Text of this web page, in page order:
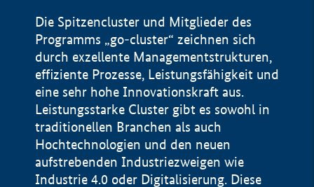
Die Spitzencluster und Mitglieder des
Programms „go-cluster“ zeichnen sich
durch exzellente Managementstrukturen,
effiziente Prozesse, Leistungsfähigkeit und
eine sehr hohe Innovationskraft aus.
Leistungsstarke Cluster gibt es sowohl in
traditionellen Branchen als auch
Hochtechnologien und den neuen
aufstrebenden Industriezweigen wie
Industrie 4.0 oder Digitalisierung. Diese